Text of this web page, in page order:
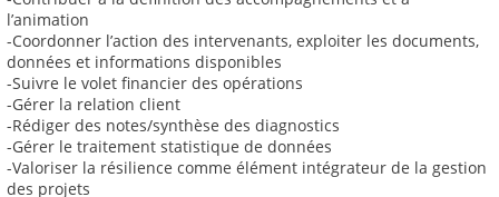
l’animation
-Coordonner l’action des intervenants, exploiter les documents,
données et informations disponibles
-Suivre le volet financier des opérations
-Gérer la relation client
-Rédiger des notes/synthèse des diagnostics
-Gérer le traitement statistique de données
-Valoriser la résilience comme élément intégrateur de la gestion
des projets